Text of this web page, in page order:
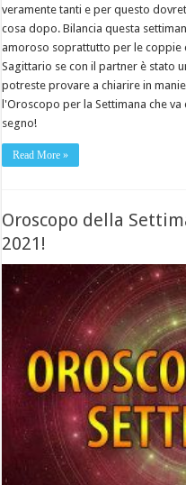
veramente tanti e per questo
cosa dopo. Bilancia questa
amoroso soprattutto per le
Sagittario se con il partner è stato
potreste provare a chiarire in
l'Oroscopo per la Settimana che
segno!
Read More »
Oroscopo della
2021!